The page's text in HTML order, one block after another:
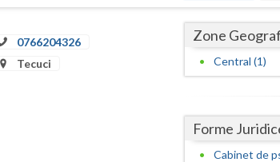
0766204326
Tecuci
Zone
Central (1)
Forme
Cabinet de